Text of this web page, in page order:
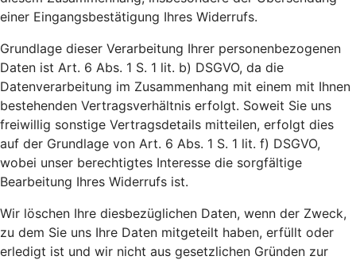
einer Eingangsbestätigung Ihres Widerrufs.
Grundlage dieser Verarbeitung Ihrer personenbezogenen
Daten ist Art. 6 Abs. 1 S. 1 lit. b) DSGVO, da die
Datenverarbeitung im Zusammenhang mit einem mit Ihnen
bestehenden Vertragsverhältnis erfolgt. Soweit Sie uns
freiwillig sonstige Vertragsdetails mitteilen, erfolgt dies
auf der Grundlage von Art. 6 Abs. 1 S. 1 lit. f) DSGVO,
wobei unser berechtigtes Interesse die sorgfältige
Bearbeitung Ihres Widerrufs ist.
Wir löschen Ihre diesbezüglichen Daten, wenn der Zweck,
zu dem Sie uns Ihre Daten mitgeteilt haben, erfüllt oder
erledigt ist und wir nicht aus gesetzlichen Gründen zur